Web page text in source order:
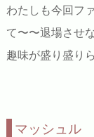
わたしも今回フ
て〜〜退場させ
趣味が盛り盛り
マッシュル